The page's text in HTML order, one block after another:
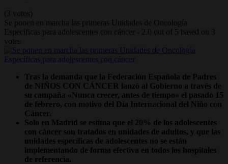
(3 votos)
Se ponen en marcha las primeras Unidades de Oncología
Específicas para adolescentes con cáncer
- 2.0 out of 5 based on
3
votes
Tras la demanda que la Federación Española de Padres
de NIÑOS CON CÁNCER lanzó al Gobierno a través de
su campaña «Nunca crecer, antes de tiempo» el pasado 15
de febrero, con motivo del Día Internacional del Niño con
Cáncer.
Solo en Madrid se estima que el 20% de los adolescentes
con cáncer son tratados en unidades de adultos, y que las
unidades específicas de adolescentes no se están
implementando de forma efectiva en todos los hospitales
de referencia.